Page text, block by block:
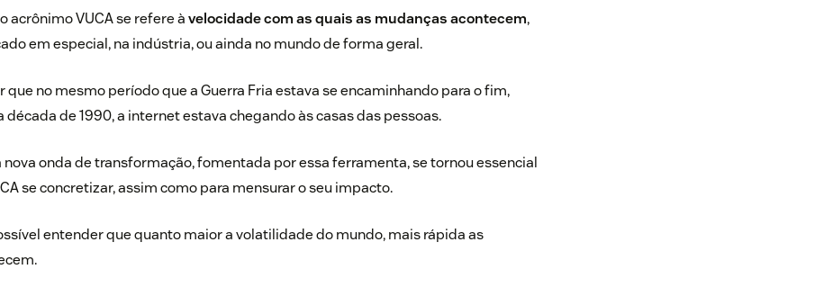
acrônimo VUCA se refere àvelocidade com as quais as mudanças acontecem,
em especial, na indústria, ou ainda no mundo de forma geral.
que no mesmo período que a Guerra Fria estava se encaminhando para o fim,
década de 1990, a internet estava chegando às casas das pessoas.
onda de transformação, fomentada por essa ferramenta, se tornou essencial
se concretizar, assim como para mensurar o seu impacto.
entender que quanto maior a volatilidade do mundo, mais rápida as